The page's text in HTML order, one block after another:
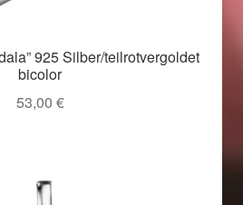
925 Silber/teilrotvergoldet
bicolor
53,00 €